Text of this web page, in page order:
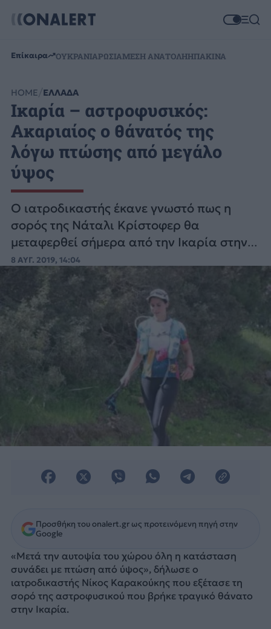
Επίκαιρα ΟΥΚΡΑΝΙΑΡΩΣΙΑΜΕΣΗ ΑΝΑΤΟΛΗΗΠΑΚΙΝΑ
HOME ΕΛΛΑΔΑ
Ικαρία – αστροφυσικός:
Ακαριαίος ο θάνατός της
λόγω πτώσης από μεγάλο
ύψος
Ο ιατροδικαστής έκανε γνωστό πως η
σορός της Νάταλι Κρίστοφερ θα
μεταφερθεί σήμερα από την Ικαρία στην
Αθήνα για νεκροψία-νεκροτομή.
8 ΑΥΓ. 2019, 14:04
Προσθήκη του onalert.gr ως προτεινόμενη πηγή στην
Google
«Μετά την αυτοψία του χώρου όλη η κατάσταση
συνάδει με πτώση από ύψος», δήλωσε ο
ιατροδικαστής Νίκος Καρακούκης που εξέτασε τη
σορό της αστροφυσικού που βρήκε τραγικό θάνατο
στην Ικαρία.